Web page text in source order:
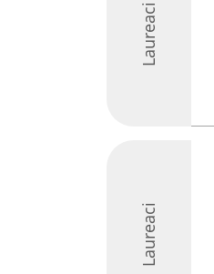
Laureaci
Laureaci